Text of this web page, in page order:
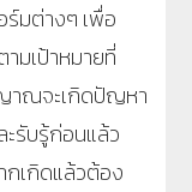
มต่างๆ เพื่อ
มเป้าหมายที่
าณจะเกิดปัญหา
ะรับรู้ก่อนแล้ว
กเกิดแล้วต้อง